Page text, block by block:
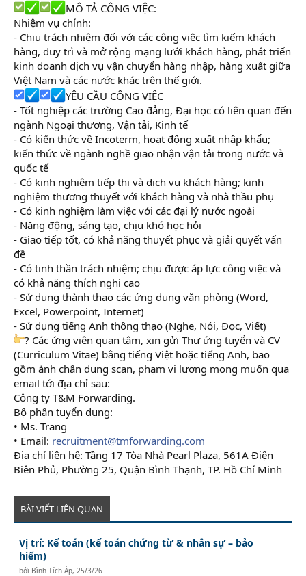
MÔ TẢ CÔNG VIỆC:
Nhiệm vụ chính:
- Chịu trách nhiệm đối với các công việc tìm kiếm khách
hàng, duy trì và mở rộng mạng lưới khách hàng, phát triển
kinh doanh dịch vụ vận chuyển hàng nhập, hàng xuất giữa
Việt Nam và các nước khác trên thế giới.
YÊU CẦU CÔNG VIỆC
- Tốt nghiệp các trường Cao đẳng, Đại học có liên quan đến
ngành Ngoại thương, Vận tải, Kinh tế
- Có kiến thức về Incoterm, hoạt động xuất nhập khẩu;
kiến thức về ngành nghề giao nhận vận tải trong nước và
quốc tế
- Có kinh nghiệm tiếp thị và dịch vụ khách hàng; kinh
nghiệm thương thuyết với khách hàng và nhà thầu phụ
- Có kinh nghiệm làm việc với các đại lý nước ngoài
- Năng động, sáng tạo, chịu khó học hỏi
- Giao tiếp tốt, có khả năng thuyết phục và giải quyết vấn
đề
- Có tinh thần trách nhiệm; chịu được áp lực công việc và
có khả năng thích nghi cao
- Sử dụng thành thạo các ứng dụng văn phòng (Word,
Excel, Powerpoint, Internet)
- Sử dụng tiếng Anh thông thạo (Nghe, Nói, Đọc, Viết)
? Các ứng viên quan tâm, xin gửi Thư ứng tuyển và CV
(Curriculum Vitae) bằng tiếng Việt hoặc tiếng Anh, bao
gồm ảnh chân dung scan, phạm vi lương mong muốn qua
email tới địa chỉ sau:
Công ty T&M Forwarding.
Bộ phận tuyển dụng:
• Ms. Trang
• Email: recruitment@tmforwarding.com
Địa chỉ liên hệ: Tầng 17 Tòa Nhà Pearl Plaza, 561A Điện
Biên Phủ, Phường 25, Quận Bình Thạnh, TP. Hồ Chí Minh
BÀI VIẾT LIÊN QUAN
Vị trí: Kế toán (kế toán chứng từ & nhân sự – bảo
hiểm)
bởi Bình Tích Áp, 25/3/26